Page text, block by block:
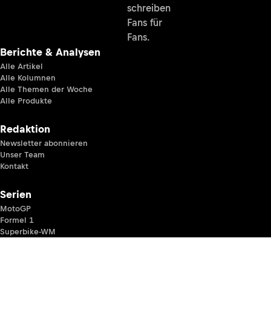
schreiben
Fans für
Fans.
Berichte & Analysen
Alle Artikel
Alle Kolumnen
Alle Themen der Woche
Alle Produkte
Redaktion
Newsletter abonnieren
Unser Team
Kontakt
Serien
MotoGP
Formel 1
Superbike-WM